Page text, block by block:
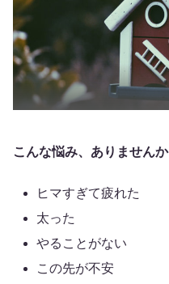
こんな悩み、ありませんか
ヒマすぎて疲れた
太った
やることがない
この先が不安